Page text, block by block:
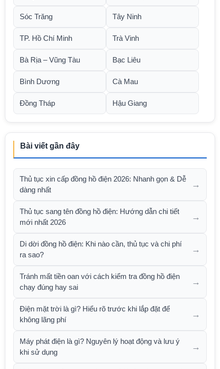
Sóc Trăng Tây Ninh
TP. Hồ Chí Minh Trà Vinh
Bà Rịa – Vũng Tàu Bạc Liêu
Bình Dương Cà Mau
Đồng Tháp Hậu Giang
Bài viết gần đây
Thủ tục xin cấp đồng hồ điện 2026: Nhanh gọn & Dễ
dàng nhất
→
Thủ tục sang tên đồng hồ điện: Hướng dẫn chi tiết
mới nhất 2026
→
Di dời đồng hồ điện: Khi nào cần, thủ tục và chi phí
ra sao?
→
Tránh mất tiền oan với cách kiểm tra đồng hồ điện
chạy đúng hay sai
→
Điện mặt trời là gì? Hiểu rõ trước khi lắp đặt để
không lãng phí
→
Máy phát điện là gì? Nguyên lý hoạt động và lưu ý
khi sử dụng
→